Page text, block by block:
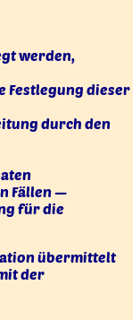
werden,
Festlegung dieser
durch den
Fällen —
für die
übermittelt
der